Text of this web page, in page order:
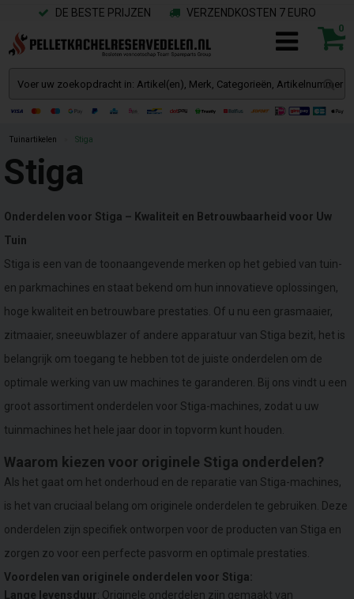
DE BESTE PRIJZEN VERZENDKOSTEN 7 EURO
0
Tuinartikelen Stiga
Stiga
Onderdelen voor Stiga – Kwaliteit en Betrouwbaarheid voor Uw
Tuin
Stiga is een van de toonaangevende merken op het gebied van tuin-
en parkmachines en staat bekend om hun innovatieve oplossingen,
hoge kwaliteit en betrouwbare prestaties. Of u nu een grasmaaier,
zitmaaier, sneeuwblazer of andere apparatuur van Stiga bezit, het is
belangrijk om toegang te hebben tot de juiste onderdelen om de
optimale werking van uw machines te garanderen. Bij ons vindt u een
groot assortiment onderdelen voor Stiga-machines, zodat u uw
tuinmachines het hele jaar door in topvorm kunt houden.
Waarom kiezen voor originele Stiga onderdelen?
Als het gaat om het onderhoud en de reparatie van Stiga-machines,
is het van cruciaal belang om originele onderdelen te gebruiken. Deze
onderdelen zijn specifiek ontworpen voor de producten van Stiga en
zorgen zo voor een perfecte pasvorm en optimale prestaties.
Voordelen van originele onderdelen voor Stiga:
Lange levensduur: Originele onderdelen zijn gemaakt van